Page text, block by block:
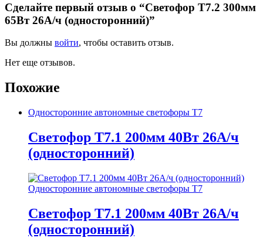
Сделайте первый отзыв о “Светофор Т7.2 300мм
65Вт 26А/ч (односторонний)”
Вы должны войти, чтобы оставить отзыв.
Нет еще отзывов.
Похожие
Односторонние автономные светофоры Т7
Светофор Т7.1 200мм 40Вт 26А/ч
(односторонний)
Односторонние автономные светофоры Т7
Светофор Т7.1 200мм 40Вт 26А/ч
(односторонний)